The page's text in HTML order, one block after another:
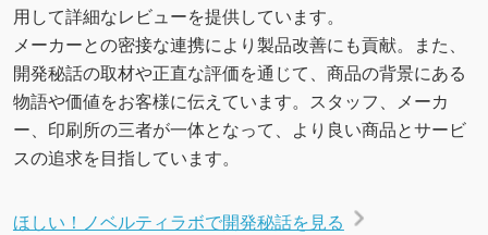
用して詳細なレビューを提供しています。
メーカーとの密接な連携により製品改善にも貢献。また、
開発秘話の取材や正直な評価を通じて、商品の背景にある
物語や価値をお客様に伝えています。スタッフ、メーカ
ー、印刷所の三者が一体となって、より良い商品とサービ
スの追求を目指しています。
ほしい！ノベルティラボで開発秘話を見る